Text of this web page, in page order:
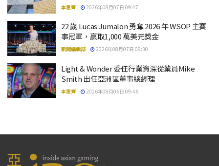
本思齊 2026年08月07日 09:47
22 歲 Lucas Jumalon 勇奪 2026 年 WSOP 主賽
事冠軍，贏取1,000 萬美元獎金
新聞編輯部 2026年08月07日 09:30
Light & Wonder 委任行業資深從業員Mike
Smith 出任亞洲區董事總經理
本思齊 2026年08月06日 09:46